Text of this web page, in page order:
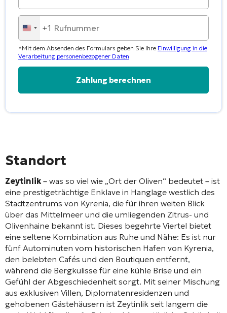
United
States
+1
+1
*Mit dem Absenden des Formulars geben Sie Ihre Einwilligung in die
Verarbeitung personenbezogener Daten
Standort
Zeytinlik – was so viel wie „Ort der Oliven“ bedeutet – ist
eine prestigeträchtige Enklave in Hanglage westlich des
Stadtzentrums von Kyrenia, die für ihren weiten Blick
über das Mittelmeer und die umliegenden Zitrus- und
Olivenhaine bekannt ist. Dieses begehrte Viertel bietet
eine seltene Kombination aus Ruhe und Nähe: Es ist nur
fünf Autominuten vom historischen Hafen von Kyrenia,
den belebten Cafés und den Boutiquen entfernt,
während die Bergkulisse für eine kühle Brise und ein
Gefühl der Abgeschiedenheit sorgt. Mit seiner Mischung
aus exklusiven Villen, Diplomatenresidenzen und
gehobenen Gästehäusern ist Zeytinlik seit langem die